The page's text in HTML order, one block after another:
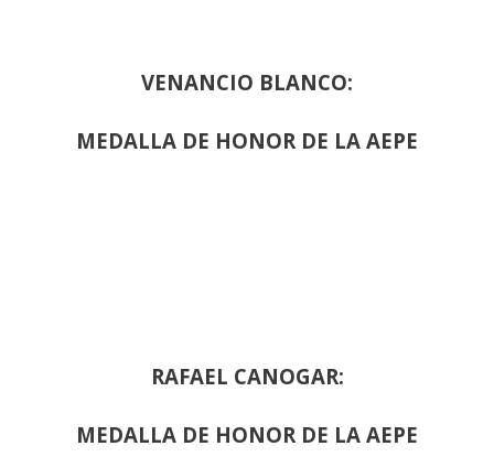
VENANCIO BLANCO:
MEDALLA DE HONOR DE LA AEPE
RAFAEL CANOGAR:
MEDALLA DE HONOR DE LA AEPE